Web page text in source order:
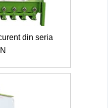
din seria